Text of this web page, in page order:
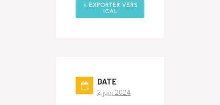
+ EXPORTER VERS
ICAL
DATE
2 juin 2024